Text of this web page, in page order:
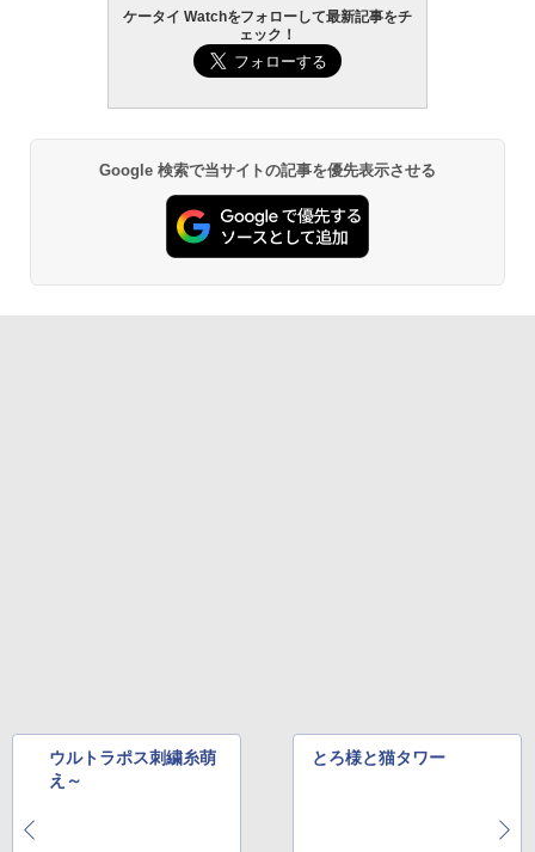
ケータイ Watchをフォローして最新記事をチ
ェック！
Google 検索で当サイトの記事を優先表示させる
ウルトラポス刺繍糸萌
え～
とろ様と猫タワー